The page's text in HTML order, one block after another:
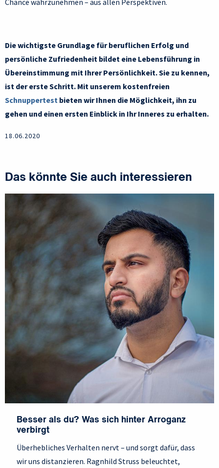
Chance wahrzunehmen – aus allen Perspektiven.
Die wichtigste Grundlage für beruflichen Erfolg und
persönliche Zufriedenheit bildet eine Lebensführung in
Übereinstimmung mit Ihrer Persönlichkeit. Sie zu kennen,
ist der erste Schritt. Mit unserem kostenfreien
Schnuppertest bieten wir Ihnen die Möglichkeit, ihn zu
gehen und einen ersten Einblick in Ihr Inneres zu erhalten.
18.06.2020
Das könnte Sie auch interessieren
Besser als du? Was sich hinter Arroganz
verbirgt
Überhebliches Verhalten nervt – und sorgt dafür, dass
wir uns distanzieren. Ragnhild Struss beleuchtet,